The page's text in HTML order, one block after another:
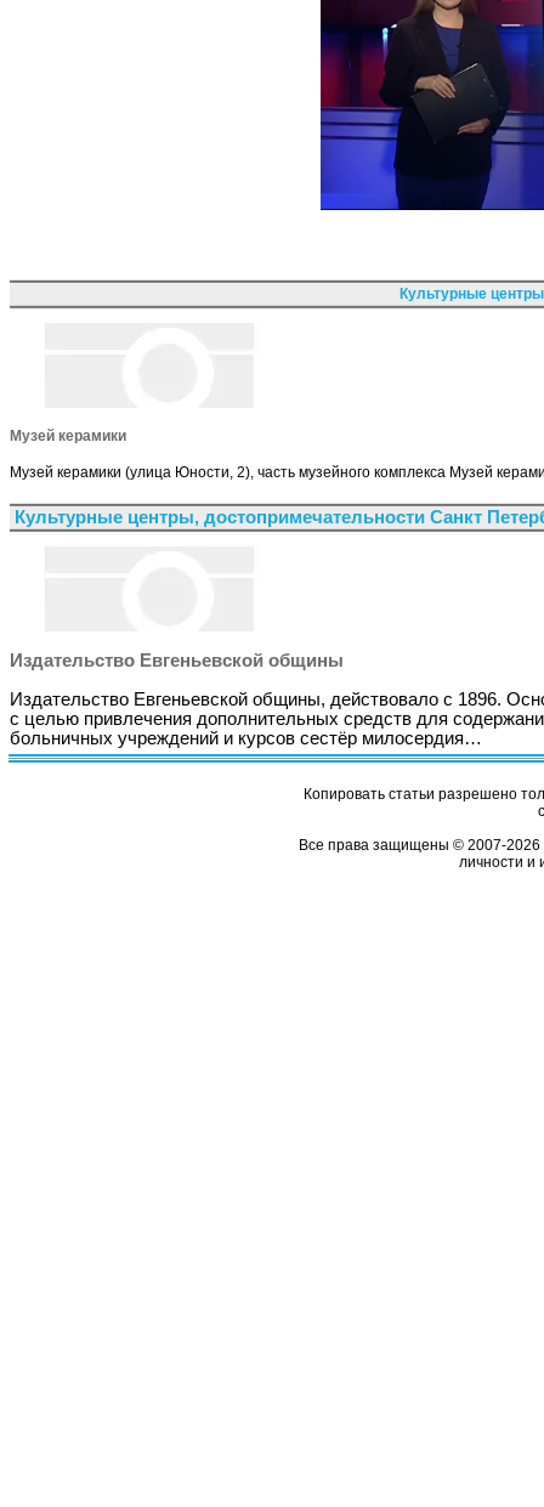
Культурные
Музей керамики
Музей керамики (улица Юности, 2), часть музейного комплекса Музей
Культурные центры, достопримечательности Санкт
Издательство Евгеньевской общины
Издательство Евгеньевской общины, действовало с 1896.
с целью привлечения дополнительных средств для
больничных учреждений и курсов сестёр милосердия…
Копировать статьи разрешено
Все права защищены © 2007-2026
личности и